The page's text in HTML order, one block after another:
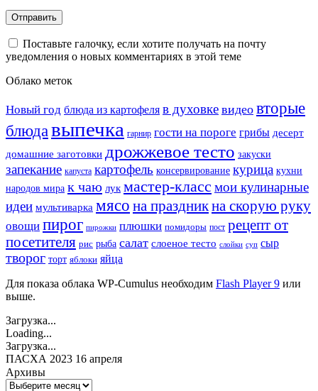
Поставьте галочку, если хотите получать на почту
уведомления о новых комментариях в этой теме
Облако меток
Новый год блюда из картофеля в духовке видео вторые
блюдавыпечка гарнир гости на пороге грибы десерт
домашние заготовки дрожжевое тесто закуски
запекание капуста картофель консервирование курица кухни
народов мира к чаю лук мастер-класс мои кулинарные
идеи мультиварка мясо на праздникна скорую руку
овощи пирог пирожки плюшки помидоры пост рецепт от
посетителя рис рыба салат слоеное тесто слойки суп сыр
творог торт яблоки яйца
Для показа облака WP-Cumulus необходим Flash Player 9 или
выше.
Загрузка...
Loading...
Загрузка...
ПАСХА 2023 16 апреля
Архивы
Архивы